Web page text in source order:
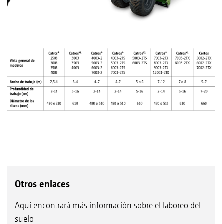
Otros enlaces
Aquí encontrará más información sobre el laboreo del
suelo